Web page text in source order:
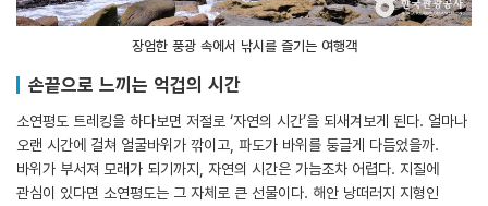
장엄한 풍광 속에서 낚시를 즐기는 여행객
손끝으로 느끼는 억겁의 시간
소연평도 트레킹을 하다보면 저절로 ‘자연의 시간’을 되새겨보게 된다. 얼마나
오랜 시간에 걸쳐 얼굴바위가 깎이고, 파도가 바위를 둥글게 다듬었을까.
바위가 부서져 모래가 되기까지, 자연의 시간은 가늠조차 어렵다. 지질에
관심이 있다면 소연평도는 그 자체로 큰 선물이다. 해안 낭떠러지 지형인